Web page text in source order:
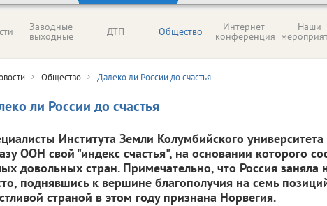
Заводные
выходные ДТП Общество Интернет-
конференция
Наши
Общество Далеко ли России до счастья
ли России до счастья
Института Земли Колумбийского
ООН свой "индекс счастья", на основании которого
довольных стран. Примечательно, что Россия заняла
поднявшись к вершине благополучия на семь
страной в этом году признана Норвегия.